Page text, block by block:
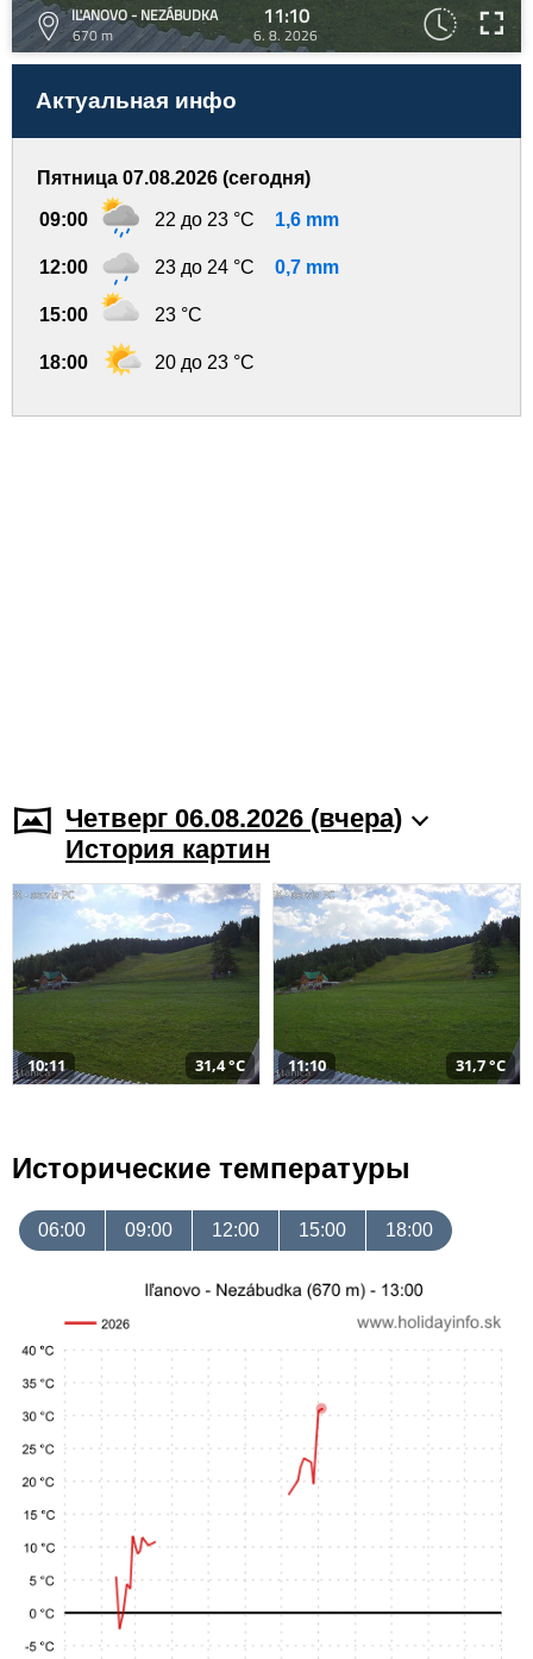
IĽANOVO - NEZÁBUDKA
670 m
11:10
6. 8. 2026
Актуальная инфо
Пятница 07.08.2026 (сегодня)
09:00 22 до 23 °C 1,6 mm
12:00 23 до 24 °C 0,7 mm
15:00 23 °C
18:00 20 до 23 °C
Четверг 06.08.2026 (вчера)
История картин
10:11 31,4 °C 11:10 31,7 °C
Исторические температуры
06:00 09:00 12:00 15:00 18:00